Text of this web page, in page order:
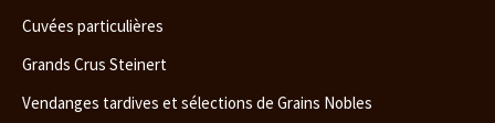
Cuvées particulières
Grands Crus Steinert
Vendanges tardives et sélections de Grains Nobles